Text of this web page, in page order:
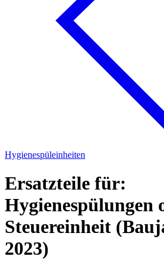
Hygienespüleinheiten
Ersatzteile für:
Hygienespülungen
Steuereinheit
2023)